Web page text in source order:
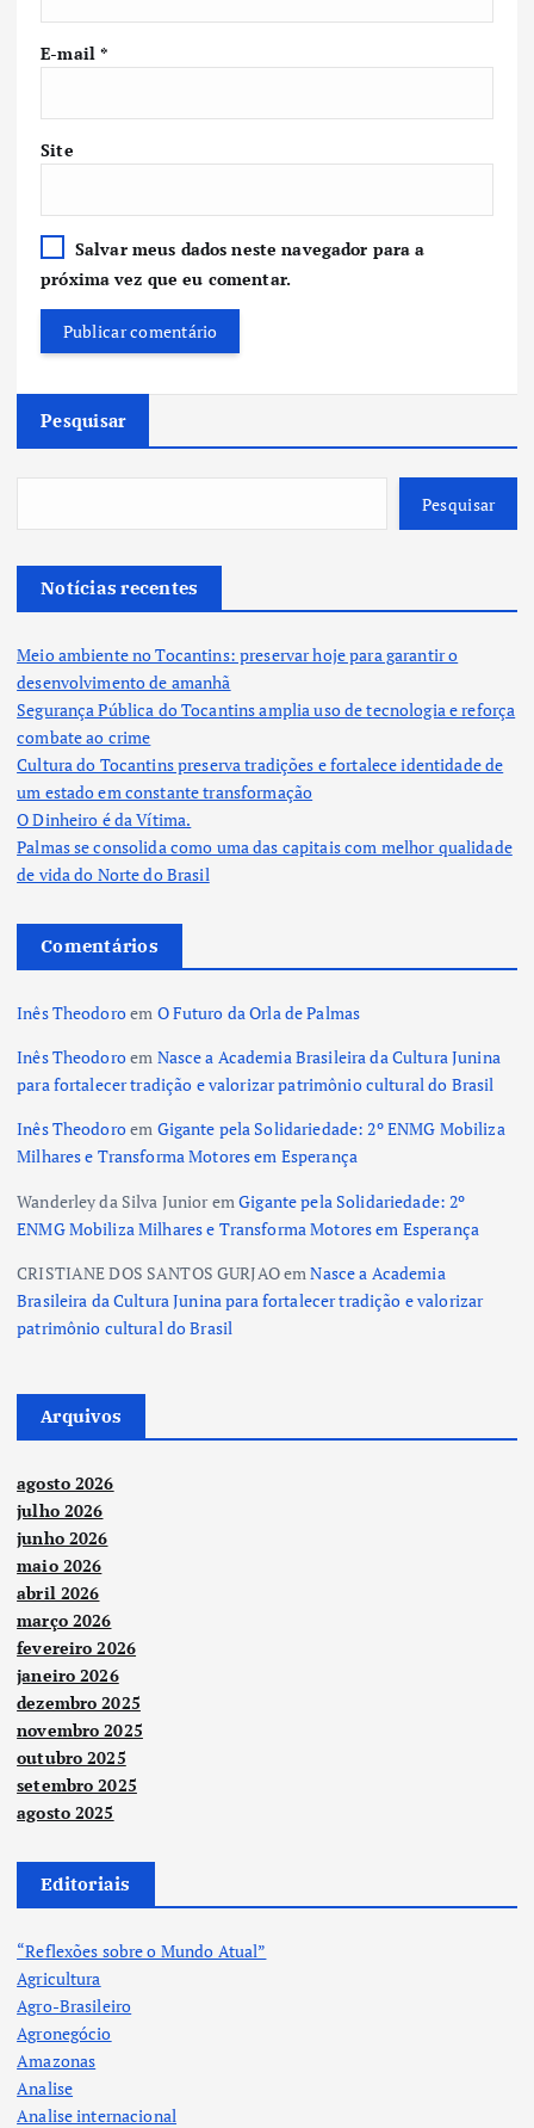
E-mail*
Site
Salvar meus dados neste navegador para a
próxima vez que eu comentar.
Pesquisar
Pesquisar
Notícias recentes
Meio ambiente no Tocantins: preservar hoje para garantir o
desenvolvimento de amanhã
Segurança Pública do Tocantins amplia uso de tecnologia e reforça
combate ao crime
Cultura do Tocantins preserva tradições e fortalece identidade de
um estado em constante transformação
O Dinheiro é da Vítima.
Palmas se consolida como uma das capitais com melhor qualidade
de vida do Norte do Brasil
Comentários
Inês Theodoroem O Futuro da Orla de Palmas
Inês Theodoroem Nasce a Academia Brasileira da Cultura Junina
para fortalecer tradição e valorizar patrimônio cultural do Brasil
Inês Theodoroem Gigante pela Solidariedade: 2º ENMG Mobiliza
Milhares e Transforma Motores em Esperança
Wanderley da Silva JunioremGigante pela Solidariedade: 2º
ENMG Mobiliza Milhares e Transforma Motores em Esperança
CRISTIANE DOS SANTOS GURJAOemNasce a Academia
Brasileira da Cultura Junina para fortalecer tradição e valorizar
patrimônio cultural do Brasil
Arquivos
agosto 2026
julho 2026
junho 2026
maio 2026
abril 2026
março 2026
fevereiro 2026
janeiro 2026
dezembro 2025
novembro 2025
outubro 2025
setembro 2025
agosto 2025
Editoriais
“Reflexões sobre o Mundo Atual”
Agricultura
Agro-Brasileiro
Agronegócio
Amazonas
Analise
Analise internacional